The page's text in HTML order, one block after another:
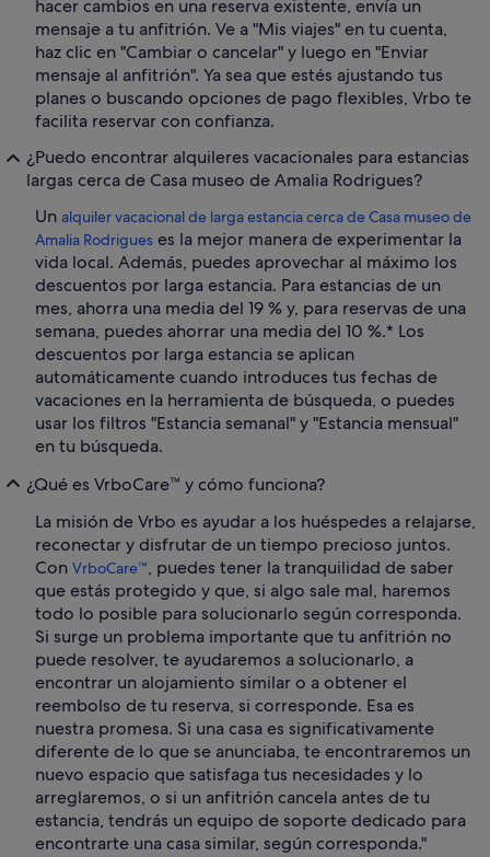
hacer cambios en una reserva existente, envía un
mensaje a tu anfitrión. Ve a "Mis viajes" en tu cuenta,
haz clic en "Cambiar o cancelar" y luego en "Enviar
mensaje al anfitrión". Ya sea que estés ajustando tus
planes o buscando opciones de pago flexibles, Vrbo te
facilita reservar con confianza.
¿Puedo encontrar alquileres vacacionales para estancias
largas cerca de Casa museo de Amalia Rodrigues?
Un alquiler vacacional de larga estancia cerca de Casa museo de
Amalia Rodrigues es la mejor manera de experimentar la
vida local. Además, puedes aprovechar al máximo los
descuentos por larga estancia. Para estancias de un
mes, ahorra una media del 19 % y, para reservas de una
semana, puedes ahorrar una media del 10 %.* Los
descuentos por larga estancia se aplican
automáticamente cuando introduces tus fechas de
vacaciones en la herramienta de búsqueda, o puedes
usar los filtros "Estancia semanal" y "Estancia mensual"
en tu búsqueda.
¿Qué es VrboCare™ y cómo funciona?
La misión de Vrbo es ayudar a los huéspedes a relajarse,
reconectar y disfrutar de un tiempo precioso juntos.
Con VrboCare™, puedes tener la tranquilidad de saber
que estás protegido y que, si algo sale mal, haremos
todo lo posible para solucionarlo según corresponda.
Si surge un problema importante que tu anfitrión no
puede resolver, te ayudaremos a solucionarlo, a
encontrar un alojamiento similar o a obtener el
reembolso de tu reserva, si corresponde. Esa es
nuestra promesa. Si una casa es significativamente
diferente de lo que se anunciaba, te encontraremos un
nuevo espacio que satisfaga tus necesidades y lo
arreglaremos, o si un anfitrión cancela antes de tu
estancia, tendrás un equipo de soporte dedicado para
encontrarte una casa similar, según corresponda."